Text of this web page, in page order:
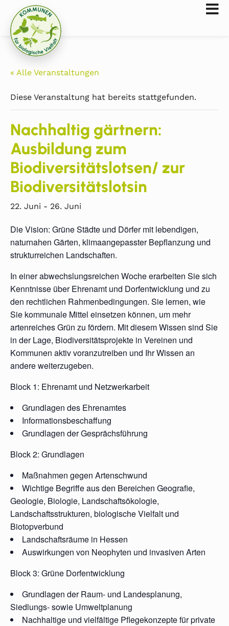
« Alle Veranstaltungen
Diese Veranstaltung hat bereits stattgefunden.
Nachhaltig gärtnern:
Ausbildung zum
Biodiversitätslotsen/ zur
Biodiversitätslotsin
22. Juni - 26. Juni
Die Vision: Grüne Städte und Dörfer mit lebendigen,
naturnahen Gärten, klimaangepasster Bepflanzung und
strukturreichen Landschaften.
In einer abwechslungsreichen Woche erarbeiten Sie sich
Kenntnisse über Ehrenamt und Dorfentwicklung und zu
den rechtlichen Rahmenbedingungen. Sie lernen, wie
Sie kommunale Mittel einsetzen können, um mehr
artenreiches Grün zu fördern. Mit diesem Wissen sind Sie
in der Lage, Biodiversitätsprojekte in Vereinen und
Kommunen aktiv voranzutreiben und Ihr Wissen an
andere weiterzugeben.
Block 1: Ehrenamt und Netzwerkarbeit
Grundlagen des Ehrenamtes
Informationsbeschaffung
Grundlagen der Gesprächsführung
Block 2: Grundlagen
Maßnahmen gegen Artenschwund
Wichtige Begriffe aus den Bereichen Geografie,
Geologie, Biologie, Landschaftsökologie,
Landschaftsstrukturen, biologische Vielfalt und
Biotopverbund
Landschaftsräume in Hessen
Auswirkungen von Neophyten und invasiven Arten
Block 3: Grüne Dorfentwicklung
Grundlagen der Raum- und Landesplanung,
Siedlungs- sowie Umweltplanung
Nachhaltige und vielfältige Pflegekonzepte für private